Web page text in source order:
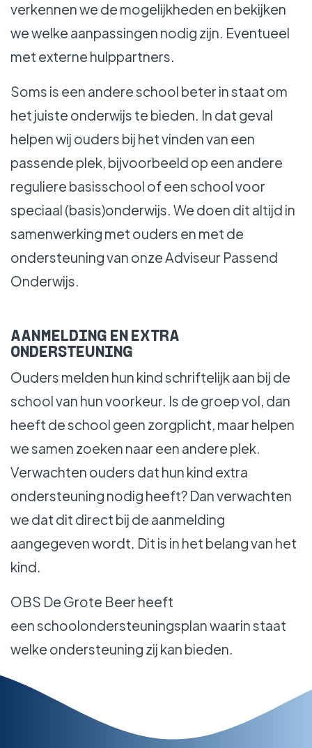
verkennen we de mogelijkheden en bekijken
we welke aanpassingen nodig zijn. Eventueel
met externe hulppartners.
Soms is een andere school beter in staat om
het juiste onderwijs te bieden. In dat geval
helpen wij ouders bij het vinden van een
passende plek, bijvoorbeeld op een andere
reguliere basisschool of een school voor
speciaal (basis)onderwijs. We doen dit altijd in
samenwerking met ouders en met de
ondersteuning van onze Adviseur Passend
Onderwijs.
AANMELDING EN EXTRA
ONDERSTEUNING
Ouders melden hun kind schriftelijk aan bij de
school van hun voorkeur. Is de groep vol, dan
heeft de school geen zorgplicht, maar helpen
we samen zoeken naar een andere plek.
Verwachten ouders dat hun kind extra
ondersteuning nodig heeft? Dan verwachten
we dat dit direct bij de aanmelding
aangegeven wordt. Dit is in het belang van het
kind.
OBS De Grote Beer heeft
een schoolondersteuningsplan waarin staat
welke ondersteuning zij kan bieden.